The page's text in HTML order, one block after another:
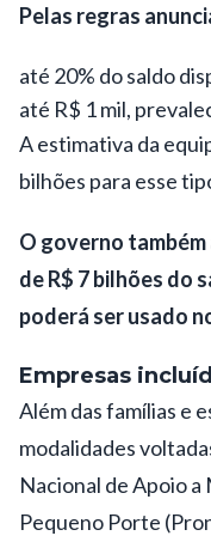
Pelas regras
até 20% do saldo
até R$ 1 mil,
A estimativa da
bilhões para esse
O governo
de R$ 7 bilhões do
poderá ser usado
Empresas
Além das famílias e
modalidades
Nacional de Apoio
Pequeno Porte